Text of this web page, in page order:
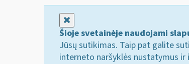
Šioje svetainėje naudojami
Jūsų sutikimas. Taip pat galite
interneto naršyklės nustatymus